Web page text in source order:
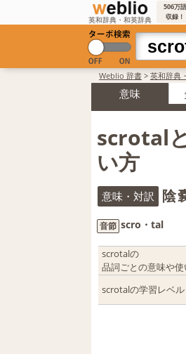
英和辞典・和英辞典
506万語
収録！
Weblio 辞書 > 英和辞典
意味
scrotal
い方
意味・対訳 陰
音節 scro・tal
scrotalの
品詞ごとの意味や
scrotalの学習レベル